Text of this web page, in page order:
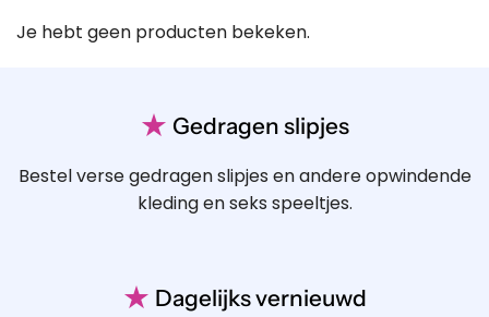
Je hebt geen producten bekeken.
★ Gedragen slipjes
Bestel verse gedragen slipjes en andere opwindende
kleding en seks speeltjes.
★ Dagelijks vernieuwd